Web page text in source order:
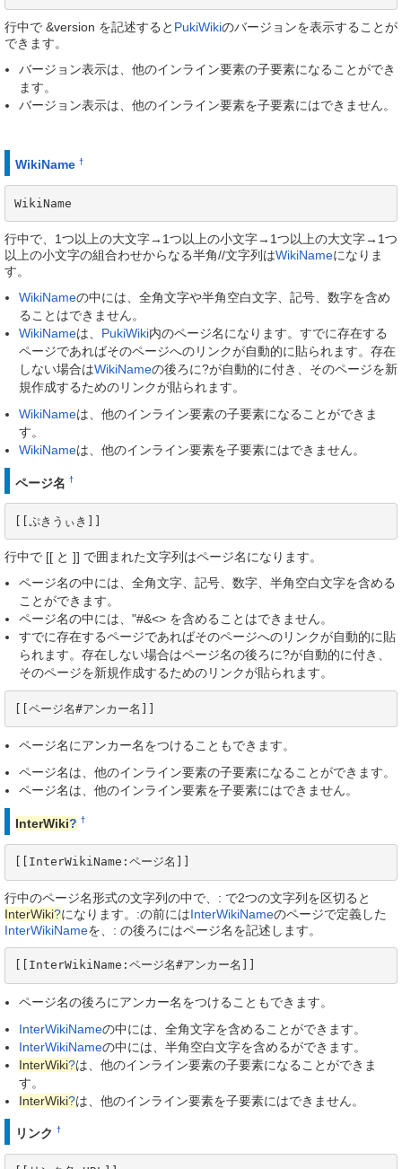
行中で &version を記述すると PukiWikiのバージョンを表示することが
できます。
バージョン表示は、他のインライン要素の子要素になることができ
ます。
バージョン表示は、他のインライン要素を子要素にはできません。
WikiName †
WikiName
行中で、1つ以上の大文字→1つ以上の小文字→1つ以上の大文字→1つ
以上の小文字の組合わせからなる半角//文字列はWikiNameになりま
す。
WikiNameの中には、全角文字や半角空白文字、記号、数字を含め
ることはできません。
WikiNameは、 PukiWiki内のページ名になります。すでに存在する
ページであればそのページへのリンクが自動的に貼られます。存在
しない場合はWikiNameの後ろに?が自動的に付き、そのページを新
規作成するためのリンクが貼られます。
WikiNameは、他のインライン要素の子要素になることができま
す。
WikiNameは、他のインライン要素を子要素にはできません。
ページ名 †
[[ぷきうぃき]]
行中で [[ と ]] で囲まれた文字列はページ名になります。
ページ名の中には、全角文字、記号、数字、半角空白文字を含める
ことができます。
ページ名の中には、"#&<> を含めることはできません。
すでに存在するページであればそのページへのリンクが自動的に貼
られます。存在しない場合はページ名の後ろに?が自動的に付き、
そのページを新規作成するためのリンクが貼られます。
[[ページ名#アンカー名]]
ページ名にアンカー名をつけることもできます。
ページ名は、他のインライン要素の子要素になることができます。
ページ名は、他のインライン要素を子要素にはできません。
InterWiki? †
[[InterWikiName:ページ名]]
行中のページ名形式の文字列の中で、: で2つの文字列を区切ると
InterWiki?になります。:の前にはInterWikiNameのページで定義した
InterWikiNameを、: の後ろにはページ名を記述します。
[[InterWikiName:ページ名#アンカー名]]
ページ名の後ろにアンカー名をつけることもできます。
InterWikiNameの中には、全角文字を含めることができます。
InterWikiNameの中には、半角空白文字を含めるができます。
InterWiki?は、他のインライン要素の子要素になることができま
す。
InterWiki?は、他のインライン要素を子要素にはできません。
リンク †